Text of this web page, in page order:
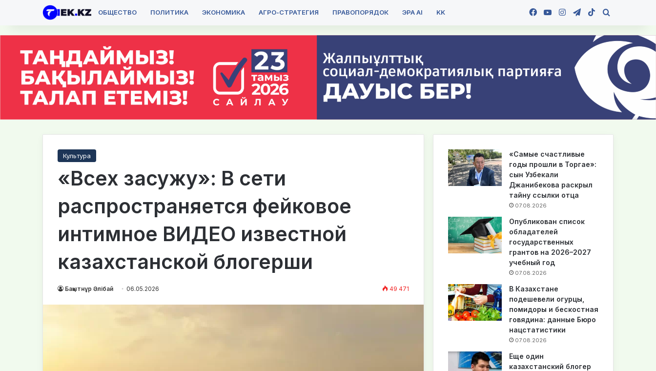
ОБЩЕСТВО ПОЛИТИКА ЭКОНОМИКА АГРО-СТРАТЕГИЯ ПРАВОПОРЯДОК ЭРА AI KK Facebook
YouTubeInstagramTelegram
TikTok
Культура
«Всех засужу»: В сети
распространяется фейковое
интимное ВИДЕО известной
казахстанской блогерши
Бақытнұр Әлібай 06.05.2026 49 471
«Самые счастливые
годы прошли в Торгае»:
сын Узбекали
Джанибекова раскрыл
тайну ссылки отца
07.08.2026
Опубликован список
обладателей
государственных
грантов на 2026–2027
учебный год
07.08.2026
В Казахстане
подешевели огурцы,
помидоры и бескостная
говядина: данные Бюро
нацстатистики
07.08.2026
Еще один
казахстанский блогер